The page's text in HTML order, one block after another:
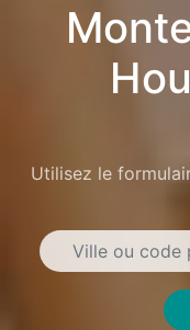
Utilisez le